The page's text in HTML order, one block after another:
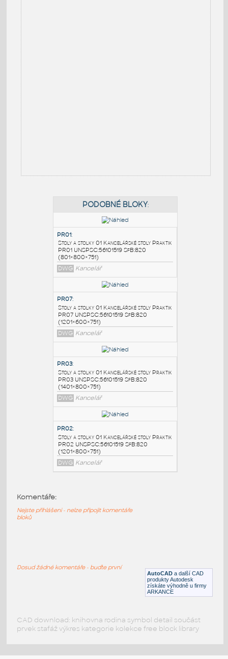
PODOBNÉ BLOKY
PR01
Stoly a stolky 01 Kancelářské stoly Praktik
PR01 UNSPSC:56101519 SfB:820
(801×800×751)
DWG Kancelář
PR07:
Stoly a stolky 01 Kancelářské stoly Praktik
PR07 UNSPSC:56101519 SfB:820
(1201×600×751)
PR03:
Stoly a stolky 01 Kancelářské stoly Praktik
(1201×800×751)
DWG Kancelář
AutoCAD a další CAD
produkty Autodesk
získáte výhodně u firmy
ARKANCE
Komentáře:
Nejste přihlášeni - nelze připojit komentáře
bloků
Dosud žádné komentáře - buďte první
CAD download: knihovna rodina symbol detail součást
prvek stafáž výkres kategorie kolekce free block library